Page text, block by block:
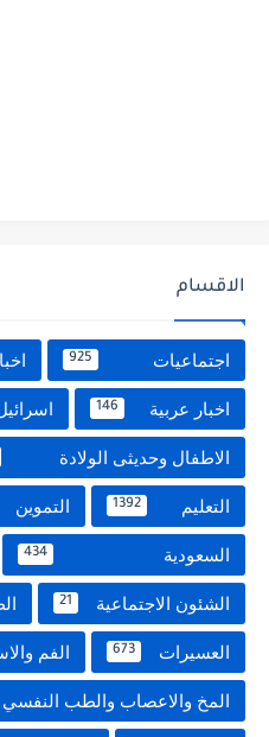
الاقسام
اجتماعيات 925
اخبار عربية 146
الاطفال وحديثى الولادة
التعليم 1392 التموين
السعودية 434
الشئون الاجتماعية 21
العسيرات 673 الفم
المخ والاعصاب والطب النفسي